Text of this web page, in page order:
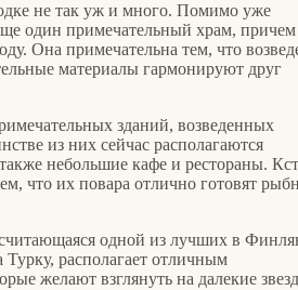
не так уж и много. Помимо уже
один примечательный храм, причем
Она примечательна тем, что
материалы гармонируют друг
зданий, возведенных
из них сейчас располагаются
небольшие кафе и рестораны.
что их повара отлично готовят
считающаяся одной из лучших в
располагает отличным
желают взглянуть на далекие